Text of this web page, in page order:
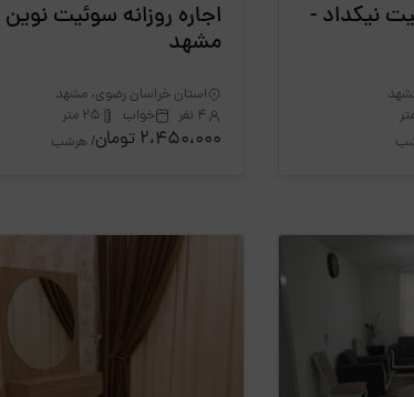
نیکداد -
مشهد
استان خراسان رضوی، مشهد
4 نفر
خواب 25 متر
2،450،000 تومان / هرشب